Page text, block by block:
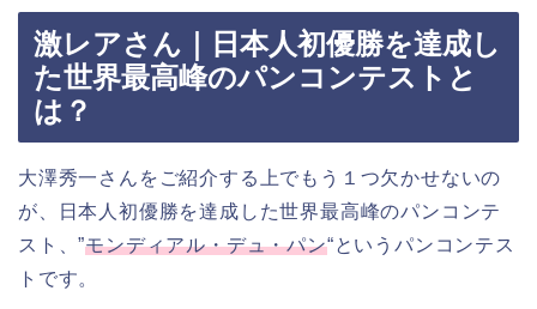
激レアさん｜日本人初優勝を達成し
た世界最高峰のパンコンテストと
は？
大澤秀一さんをご紹介する上でもう１つ欠かせないの
が、日本人初優勝を達成した世界最高峰のパンコンテ
スト、”モンディアル・デュ・パン“というパンコンテス
トです。